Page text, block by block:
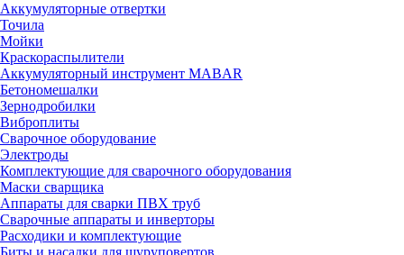
Аккумуляторные отвертки
Точила
Мойки
Краскораспылители
Аккумуляторный инструмент MABAR
Бетономешалки
Зернодробилки
Виброплиты
Сварочное оборудование
Электроды
Комплектующие для сварочного оборудования
Маски сварщика
Аппараты для сварки ПВХ труб
Сварочные аппараты и инверторы
Расходики и комплектующие
Биты и насадки для шуруповертов